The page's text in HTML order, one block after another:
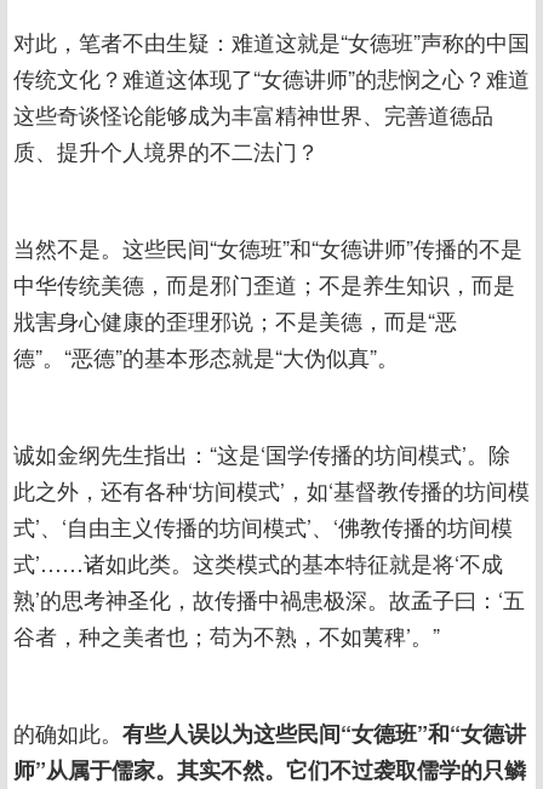
对此，笔者不由生疑：难道这就是“女德班”声称的中国
传统文化？难道这体现了“女德讲师”的悲悯之心？难道
这些奇谈怪论能够成为丰富精神世界、完善道德品
质、提升个人境界的不二法门？
当然不是。这些民间“女德班”和“女德讲师”传播的不是
中华传统美德，而是邪门歪道；不是养生知识，而是
戕害身心健康的歪理邪说；不是美德，而是“恶
德”。“恶德”的基本形态就是“大伪似真”。
诚如金纲先生指出：“这是‘国学传播的坊间模式’。除
此之外，还有各种‘坊间模式’，如‘基督教传播的坊间模
式’、‘自由主义传播的坊间模式’、‘佛教传播的坊间模
式’……诸如此类。这类模式的基本特征就是将‘不成
熟’的思考神圣化，故传播中禍患极深。故孟子曰：‘五
谷者，种之美者也；苟为不熟，不如荑稗’。”
的确如此。 有些人误以为这些民间“女德班”和“女德讲
师”从属于儒家。其实不然。它们不过袭取儒学的只鳞